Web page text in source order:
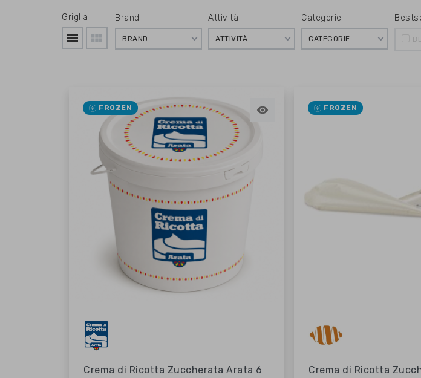
Griglia
view_list view_module
Brand
BRAND
Attività
ATTIVITÀ
Categorie
CATEGORIE
FROZEN 
Crema di Ricotta Zuccherata Arata 6
FROZEN
Crema di Ricotta